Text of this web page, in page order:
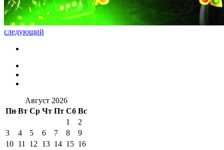
следующий
Август 2026
Пн Вт Ср Чт Пт Сб Вс
1
2
3
4 5 6 7 8
9
10 11 12 13 14 15 16